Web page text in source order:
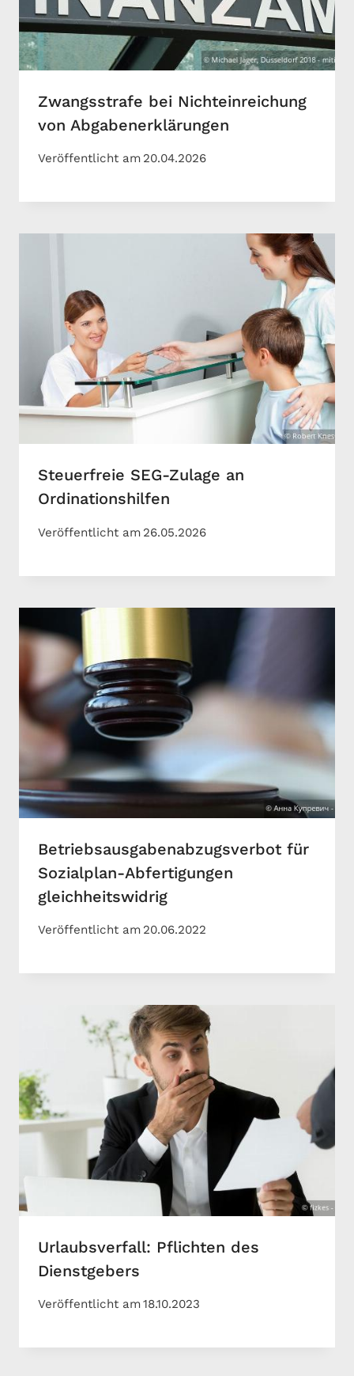
Zwangsstrafe bei Nichteinreichung
von Abgabenerklärungen
Veröffentlicht am 20.04.2026
Steuerfreie SEG-Zulage an
Ordinationshilfen
Veröffentlicht am 26.05.2026
Betriebsausgabenabzugsverbot für
Sozialplan-Abfertigungen
gleichheitswidrig
Veröffentlicht am 20.06.2022
Urlaubsverfall: Pflichten des
Dienstgebers
Veröffentlicht am18.10.2023